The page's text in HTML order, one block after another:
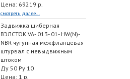
Цена: 69219 р.
смотреть далее...
Задвижка шиберная
ВЭЛСТОК VA- 013- 01- HW(N)-
NBR чугунная межфланцевая
штурвал с невыдвижным
штоком
Ду 50 Ру 10
Цена: 1 р.